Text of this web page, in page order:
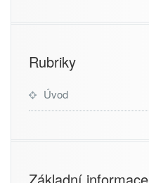
Rubriky
Úvod